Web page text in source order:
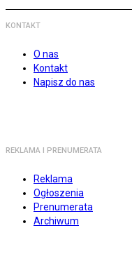
KONTAKT
O nas
Kontakt
Napisz do nas
REKLAMA I PRENUMERATA
Reklama
Ogłoszenia
Prenumerata
Archiwum